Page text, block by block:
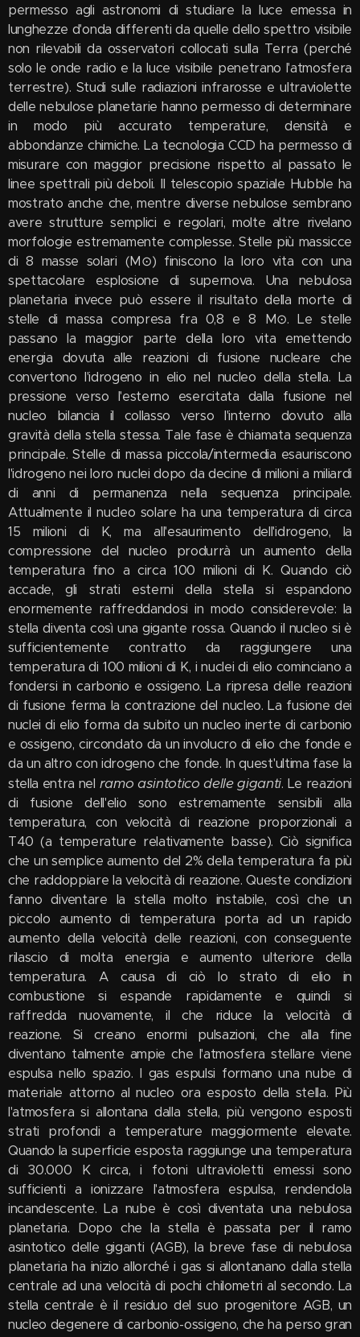
permesso agli astronomi di studiare la luce emessa in
lunghezze d'onda differenti da quelle dello spettro visibile
non rilevabili da osservatori collocati sulla Terra (perché
solo le onde radio e la luce visibile penetrano l'atmosfera
terrestre). Studi sulle radiazioni infrarosse e ultraviolette
delle nebulose planetarie hanno permesso di determinare
in modo più accurato temperature, densità e
abbondanze chimiche. La tecnologia CCD ha permesso di
misurare con maggior precisione rispetto al passato le
linee spettrali più deboli. Il telescopio spaziale Hubble ha
mostrato anche che, mentre diverse nebulose sembrano
avere strutture semplici e regolari, molte altre rivelano
morfologie estremamente complesse. Stelle più massicce
di 8 masse solari (M⊙) finiscono la loro vita con una
spettacolare esplosione di supernova. Una nebulosa
planetaria invece può essere il risultato della morte di
stelle di massa compresa fra 0,8 e 8 M⊙. Le stelle
passano la maggior parte della loro vita emettendo
energia dovuta alle reazioni di fusione nucleare che
convertono l'idrogeno in elio nel nucleo della stella. La
pressione verso l'esterno esercitata dalla fusione nel
nucleo bilancia il collasso verso l'interno dovuto alla
gravità della stella stessa. Tale fase è chiamata sequenza
principale. Stelle di massa piccola/intermedia esauriscono
l'idrogeno nei loro nuclei dopo da decine di milioni a miliardi
di anni di permanenza nella sequenza principale.
Attualmente il nucleo solare ha una temperatura di circa
15 milioni di K, ma all'esaurimento dell'idrogeno, la
compressione del nucleo produrrà un aumento della
temperatura fino a circa 100 milioni di K. Quando ciò
accade, gli strati esterni della stella si espandono
enormemente raffreddandosi in modo considerevole: la
stella diventa così una gigante rossa. Quando il nucleo si è
sufficientemente contratto da raggiungere una
temperatura di 100 milioni di K, i nuclei di elio cominciano a
fondersi in carbonio e ossigeno. La ripresa delle reazioni
di fusione ferma la contrazione del nucleo. La fusione dei
nuclei di elio forma da subito un nucleo inerte di carbonio
e ossigeno, circondato da un involucro di elio che fonde e
da un altro con idrogeno che fonde. In quest'ultima fase la
stella entra nel ramo asintotico delle giganti. Le reazioni
di fusione dell'elio sono estremamente sensibili alla
temperatura, con velocità di reazione proporzionali a
T40 (a temperature relativamente basse). Ciò significa
che un semplice aumento del 2% della temperatura fa più
che raddoppiare la velocità di reazione. Queste condizioni
fanno diventare la stella molto instabile, così che un
piccolo aumento di temperatura porta ad un rapido
aumento della velocità delle reazioni, con conseguente
rilascio di molta energia e aumento ulteriore della
temperatura. A causa di ciò lo strato di elio in
combustione si espande rapidamente e quindi si
raffredda nuovamente, il che riduce la velocità di
reazione. Si creano enormi pulsazioni, che alla fine
diventano talmente ampie che l'atmosfera stellare viene
espulsa nello spazio. I gas espulsi formano una nube di
materiale attorno al nucleo ora esposto della stella. Più
l'atmosfera si allontana dalla stella, più vengono esposti
strati profondi a temperature maggiormente elevate.
Quando la superficie esposta raggiunge una temperatura
di 30.000 K circa, i fotoni ultravioletti emessi sono
sufficienti a ionizzare l'atmosfera espulsa, rendendola
incandescente. La nube è così diventata una nebulosa
planetaria. Dopo che la stella è passata per il ramo
asintotico delle giganti (AGB), la breve fase di nebulosa
planetaria ha inizio allorché i gas si allontanano dalla stella
centrale ad una velocità di pochi chilometri al secondo. La
stella centrale è il residuo del suo progenitore AGB, un
nucleo degenere di carbonio-ossigeno, che ha perso gran